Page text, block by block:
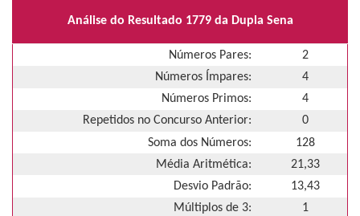
Análise do Resultado 1779 da Dupla Sena
Números Pares:
2
Números Ímpares:
4
Números Primos:
4
Repetidos no Concurso Anterior:
0
Soma dos Números:
128
Média Aritmética:
21,33
Desvio Padrão:
13,43
Múltiplos de 3:
1